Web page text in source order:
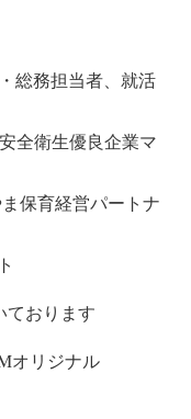
総務担当者、就活
全衛生優良企業マ
保育経営パートナ
ております
オリジナル